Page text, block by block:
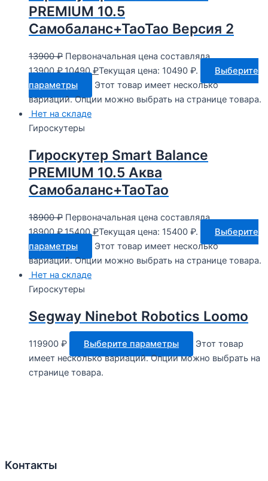
PREMIUM 10.5
Самобаланс+ТаоТао Версия 2
13900₽ Первоначальная цена составляла
13900 ₽.10490₽Текущая цена: 10490 ₽.
Выберите
параметры
Этот товар имеет несколько
вариаций. Опции можно выбрать на странице товара.
Нет на складе
Гироскутеры
Гироскутер Smart Balance
PREMIUM 10.5 Аква
Самобаланс+ТаоТао
18900₽ Первоначальная цена составляла
18900 ₽.15400₽Текущая цена: 15400 ₽.
Выберите
параметры
Этот товар имеет несколько
вариаций. Опции можно выбрать на странице товара.
Нет на складе
Гироскутеры
Segway Ninebot Robotics Loomo
119900 ₽ Выберите параметры
Этот товар
имеет несколько вариаций. Опции можно выбрать на
странице товара.
Контакты